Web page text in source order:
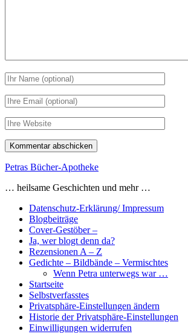
Ihr
Name
Ihre
Email
Webseiten
URL
Petras Bücher-Apotheke
… heilsame Geschichten und mehr …
Datenschutz-Erklärung/ Impressum
Blogbeiträge
Cover-Gestöber –
Ja, wer blogt denn da?
Rezensionen A – Z
Gedichte – Bildbände – Vermischtes
Wenn Petra unterwegs war …
Startseite
Selbstverfasstes
Privatsphäre-Einstellungen ändern
Historie der Privatsphäre-Einstellungen
Einwilligungen widerrufen